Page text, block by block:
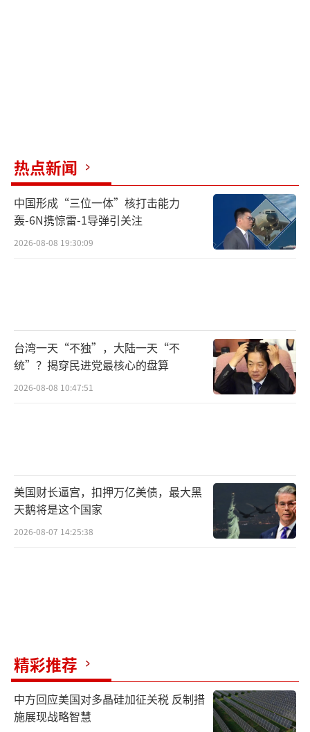
热点新闻
中国形成“三位一体”核打击能力
轰-6N携惊雷-1导弹引关注
2026-08-08 19:30:09
台湾一天“不独”，大陆一天“不
统”？揭穿民进党最核心的盘算
2026-08-08 10:47:51
美国财长逼宫，扣押万亿美债，最大黑
天鹅将是这个国家
2026-08-07 14:25:38
精彩推荐
中方回应美国对多晶硅加征关税 反制措
施展现战略智慧